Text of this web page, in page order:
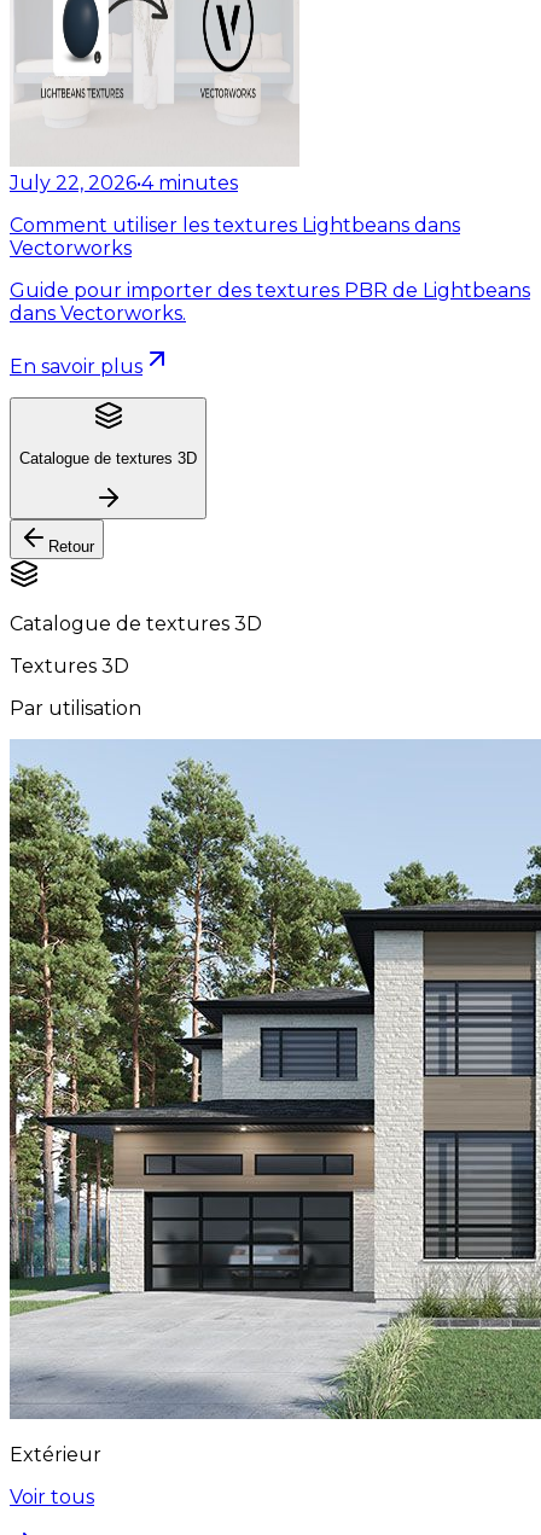
July 22, 2026•4 minutes
Comment utiliser les textures Lightbeans dans
Vectorworks
Guide pour importer des textures PBR de Lightbeans
dans Vectorworks.
En savoir plus
Catalogue de textures 3D
Retour
Catalogue de textures 3D
Textures 3D
Par utilisation
Extérieur
Voir tous